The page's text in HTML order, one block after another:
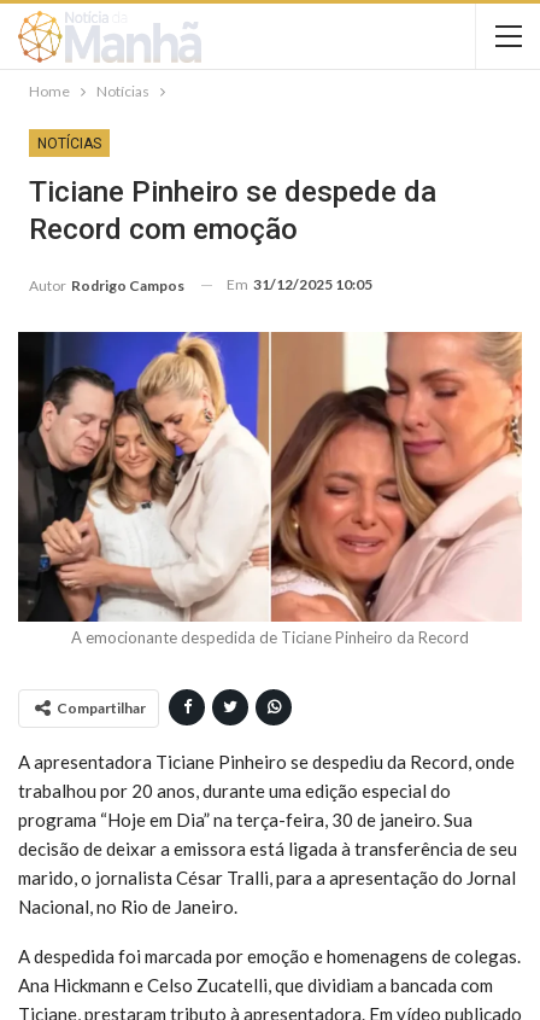
Home Notícias
NOTÍCIAS
Ticiane Pinheiro se despede da
Record com emoção
Autor Rodrigo Campos Em 31/12/2025 10:05
A emocionante despedida de Ticiane Pinheiro da Record
Compartilhar
A apresentadora Ticiane Pinheiro se despediu da Record, onde
trabalhou por 20 anos, durante uma edição especial do
programa “Hoje em Dia” na terça-feira, 30 de janeiro. Sua
decisão de deixar a emissora está ligada à transferência de seu
marido, o jornalista César Tralli, para a apresentação do Jornal
Nacional, no Rio de Janeiro.
A despedida foi marcada por emoção e homenagens de colegas.
Ana Hickmann e Celso Zucatelli, que dividiam a bancada com
Ticiane, prestaram tributo à apresentadora. Em vídeo publicado